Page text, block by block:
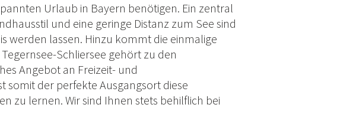
Urlaub in Bayern benötigen. Ein zentral
und eine geringe Distanz zum See sind
werden lassen. Hinzu kommt die einmalige
Schliersee gehört zu den
Angebot an Freizeit- und
somit der perfekte Ausgangsort diese
zu lernen. Wir sind Ihnen stets behilflich bei